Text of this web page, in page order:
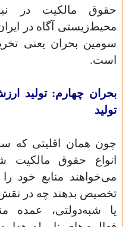
حقوق مالکیت در
محیط‌زیستی آگاه در
سومین بحران یعنی
است.
بحران چهارم: تولید
تولید
چون همان اقلیتی که
انواع حقوق مالکیت
می‌خواهند منابع خود
تخصیص بدهند چه در
یا شبه‌دولتی، عمده